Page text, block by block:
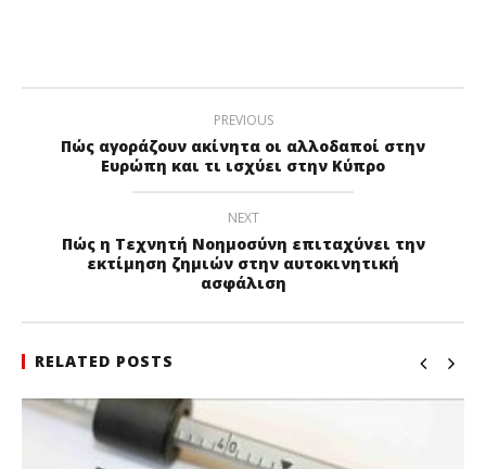
PREVIOUS
Πώς αγοράζουν ακίνητα οι αλλοδαποί στην
Ευρώπη και τι ισχύει στην Κύπρο
NEXT
Πώς η Τεχνητή Νοημοσύνη επιταχύνει την
εκτίμηση ζημιών στην αυτοκινητική
ασφάλιση
RELATED POSTS